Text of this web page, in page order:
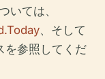
いては、
、そして
を参照してくだ